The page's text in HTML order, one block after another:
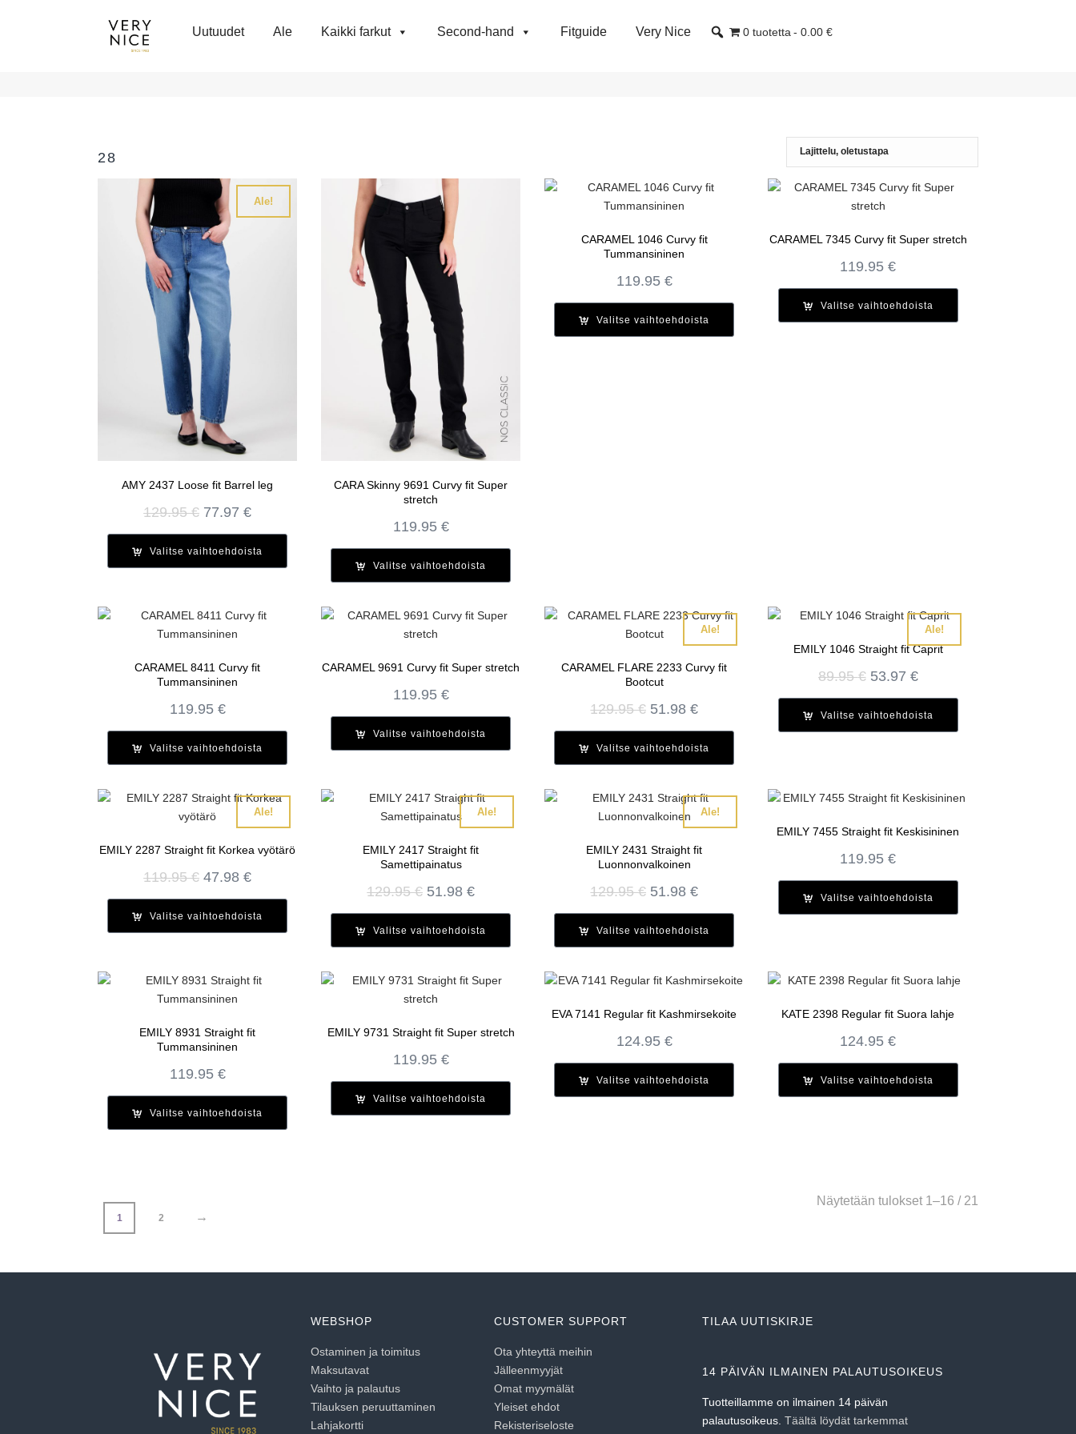
Uutuudet Ale Kaikki farkut Second-hand Fitguide Very Nice 0 tuotetta 0.00 €
28
Ale!
AMY 2437 Loose fit Barrel leg
129.95€ Alkuperäinen
oli:
77.97€Nykyinen
on:
Valitse vaihtoehdoista
CARA Skinny 9691 Curvy fit Super
stretch
119.95 €
Valitse vaihtoehdoista
CARAMEL 1046 Curvy fit
Tummansininen
119.95 €
Valitse vaihtoehdoista
CARAMEL 7345 Curvy fit Super stretch
119.95€
Valitse vaihtoehdoista
CARAMEL 8411 Curvy fit
Tummansininen
119.95 €
Valitse vaihtoehdoista
CARAMEL 9691 Curvy fit Super stretch
119.95 €
Valitse vaihtoehdoista
Ale!
CARAMEL FLARE 2233 Curvy fit
Bootcut
129.95€ Alkuperäinen
oli:
51.98€Nykyinen
on:
Valitse vaihtoehdoista
Ale!
EMILY 1046 Straight fit Caprit
89.95€ Alkuperäinen
oli:
53.97 €Nykyinen
on:
Valitse vaihtoehdoista
Ale!
EMILY 2287 Straight fit Korkea vyötärö
119.95€ Alkuperäinen
oli:
47.98€Nykyinen
on:
Valitse vaihtoehdoista
Ale!
EMILY 2417 Straight fit
Samettipainatus
129.95€ Alkuperäinen
oli:
51.98€Nykyinen
on:
Valitse vaihtoehdoista
Ale!
EMILY 2431 Straight fit
Luonnonvalkoinen
129.95€ Alkuperäinen
oli:
51.98€Nykyinen
on:
Valitse vaihtoehdoista
EMILY 7455 Straight fit Keskisininen
119.95€
Valitse vaihtoehdoista
EMILY 8931 Straight fit
Tummansininen
119.95 €
Valitse vaihtoehdoista
EMILY 9731 Straight fit Super stretch
119.95 €
Valitse vaihtoehdoista
EVA 7141 Regular fit Kashmirsekoite
124.95 €
Valitse vaihtoehdoista
KATE 2398 Regular fit Suora lahje
124.95€
Valitse vaihtoehdoista
1 2 →
Näytetään tulokset 1–16 / 21
WEBSHOP
Ostaminen ja toimitus
Maksutavat
Vaihto ja palautus
Tilauksen peruuttaminen
Lahjakortti
CUSTOMER SUPPORT
Ota yhteyttä meihin
Jälleenmyyjät
Omat myymälät
Yleiset ehdot
Rekisteriseloste
TILAA UUTISKIRJE
14 PÄIVÄN ILMAINEN PALAUTUSOIKEUS
Tuotteillamme on ilmainen 14 päivän
palautusoikeus.Täältä löydät tarkemmat